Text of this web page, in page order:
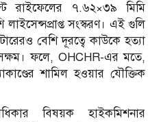
রাইফেলের ৭.৬২×৩৯ মিমি
সংস্করণ। এই গুলি
বেশি দূরত্বে কাউকে হত্যা
ফলে, OHCHR-এর মতে,
শামিল হওয়ার যৌক্তিক
বিষয়ক হাইকমিশনার